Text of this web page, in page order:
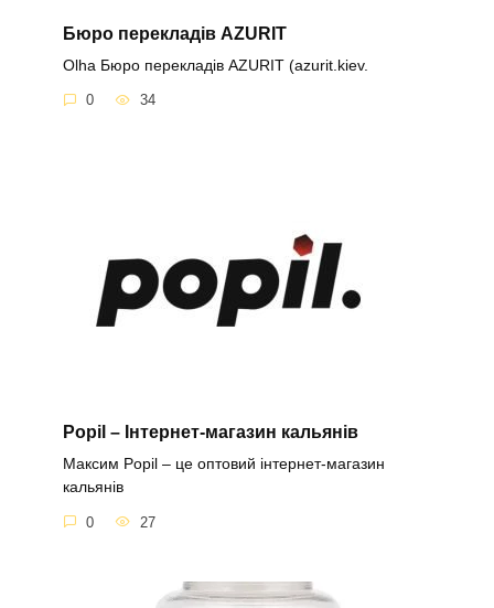
Бюро перекладів AZURIT
Olha Бюро перекладів AZURIT (azurit.kiev.
0 34
Popil – Інтернет-магазин кальянів
Максим Popil – це оптовий інтернет-магазин
кальянів
0 27